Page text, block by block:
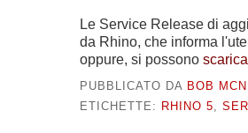
Le Service Release di
da Rhino, che informa
oppure, si possono
PUBBLICATO DA BOB
ETICHETTE:
RHINO 5,